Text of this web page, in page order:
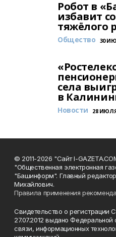
Робот в
избавит
тяжёлого
Общество 30
села
в
Новости 28 ИЮЛЯ
© 2011-2026 "Сайт I-
"Общественная электронная
"Башинформ". Главный
Михайлович.
Правила применения
Свидетельство о
27.07.2012 выдано
связи, информационных